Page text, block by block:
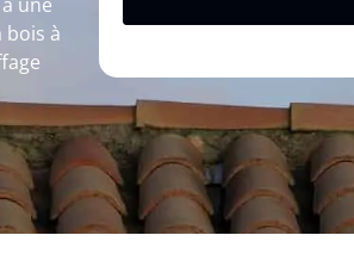
bois à